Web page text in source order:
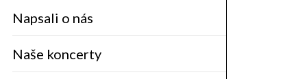
Napsali o nás
Naše koncerty